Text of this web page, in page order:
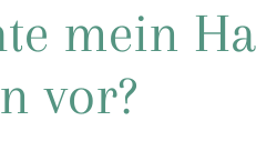
mein
vor?